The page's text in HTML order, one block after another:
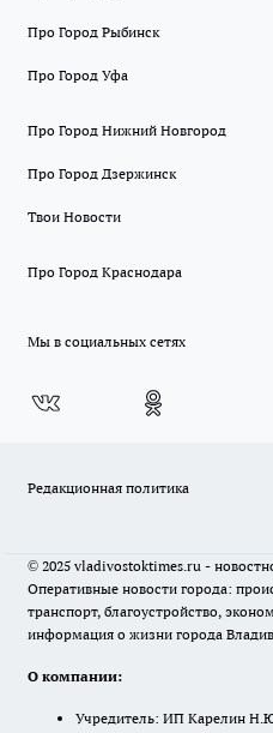
Про Город Рыбинск
Про Город Уфа
Про Город Нижний Новгород
Про Город Дзержинск
Твои Новости
Про Город Краснодара
Мы в социальных сетях
Редакционная политика
© 2025 vladivostoktimes.ru -
Оперативные новости города:
транспорт, благоустройство,
информация о жизни города
О компании:
Учредитель: ИП Карелин